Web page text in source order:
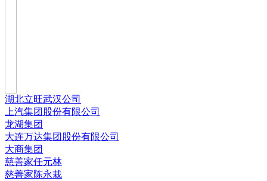
湖北立旺武汉公司
上汽集团股份有限公司
龙湖集团
大连万达集团股份有限公司
大商集团
慈善家任元林
慈善家陈永栽